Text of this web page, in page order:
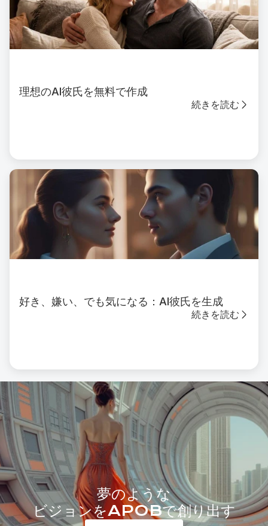
理想のAI彼氏を無料で作成
続きを読む
好き、嫌い、でも気になる：AI彼氏を生成
続きを読む
夢のような
ビジョンをAPOBで創り出す